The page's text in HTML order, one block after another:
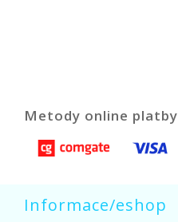
Metody online platby
Informace/eshop